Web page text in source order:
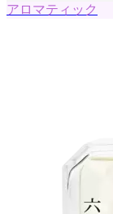
アロマティック